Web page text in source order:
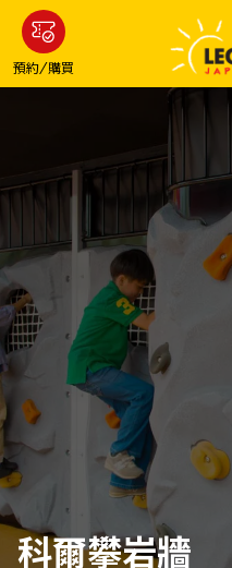
步
主
預約/購買
科爾攀岩牆